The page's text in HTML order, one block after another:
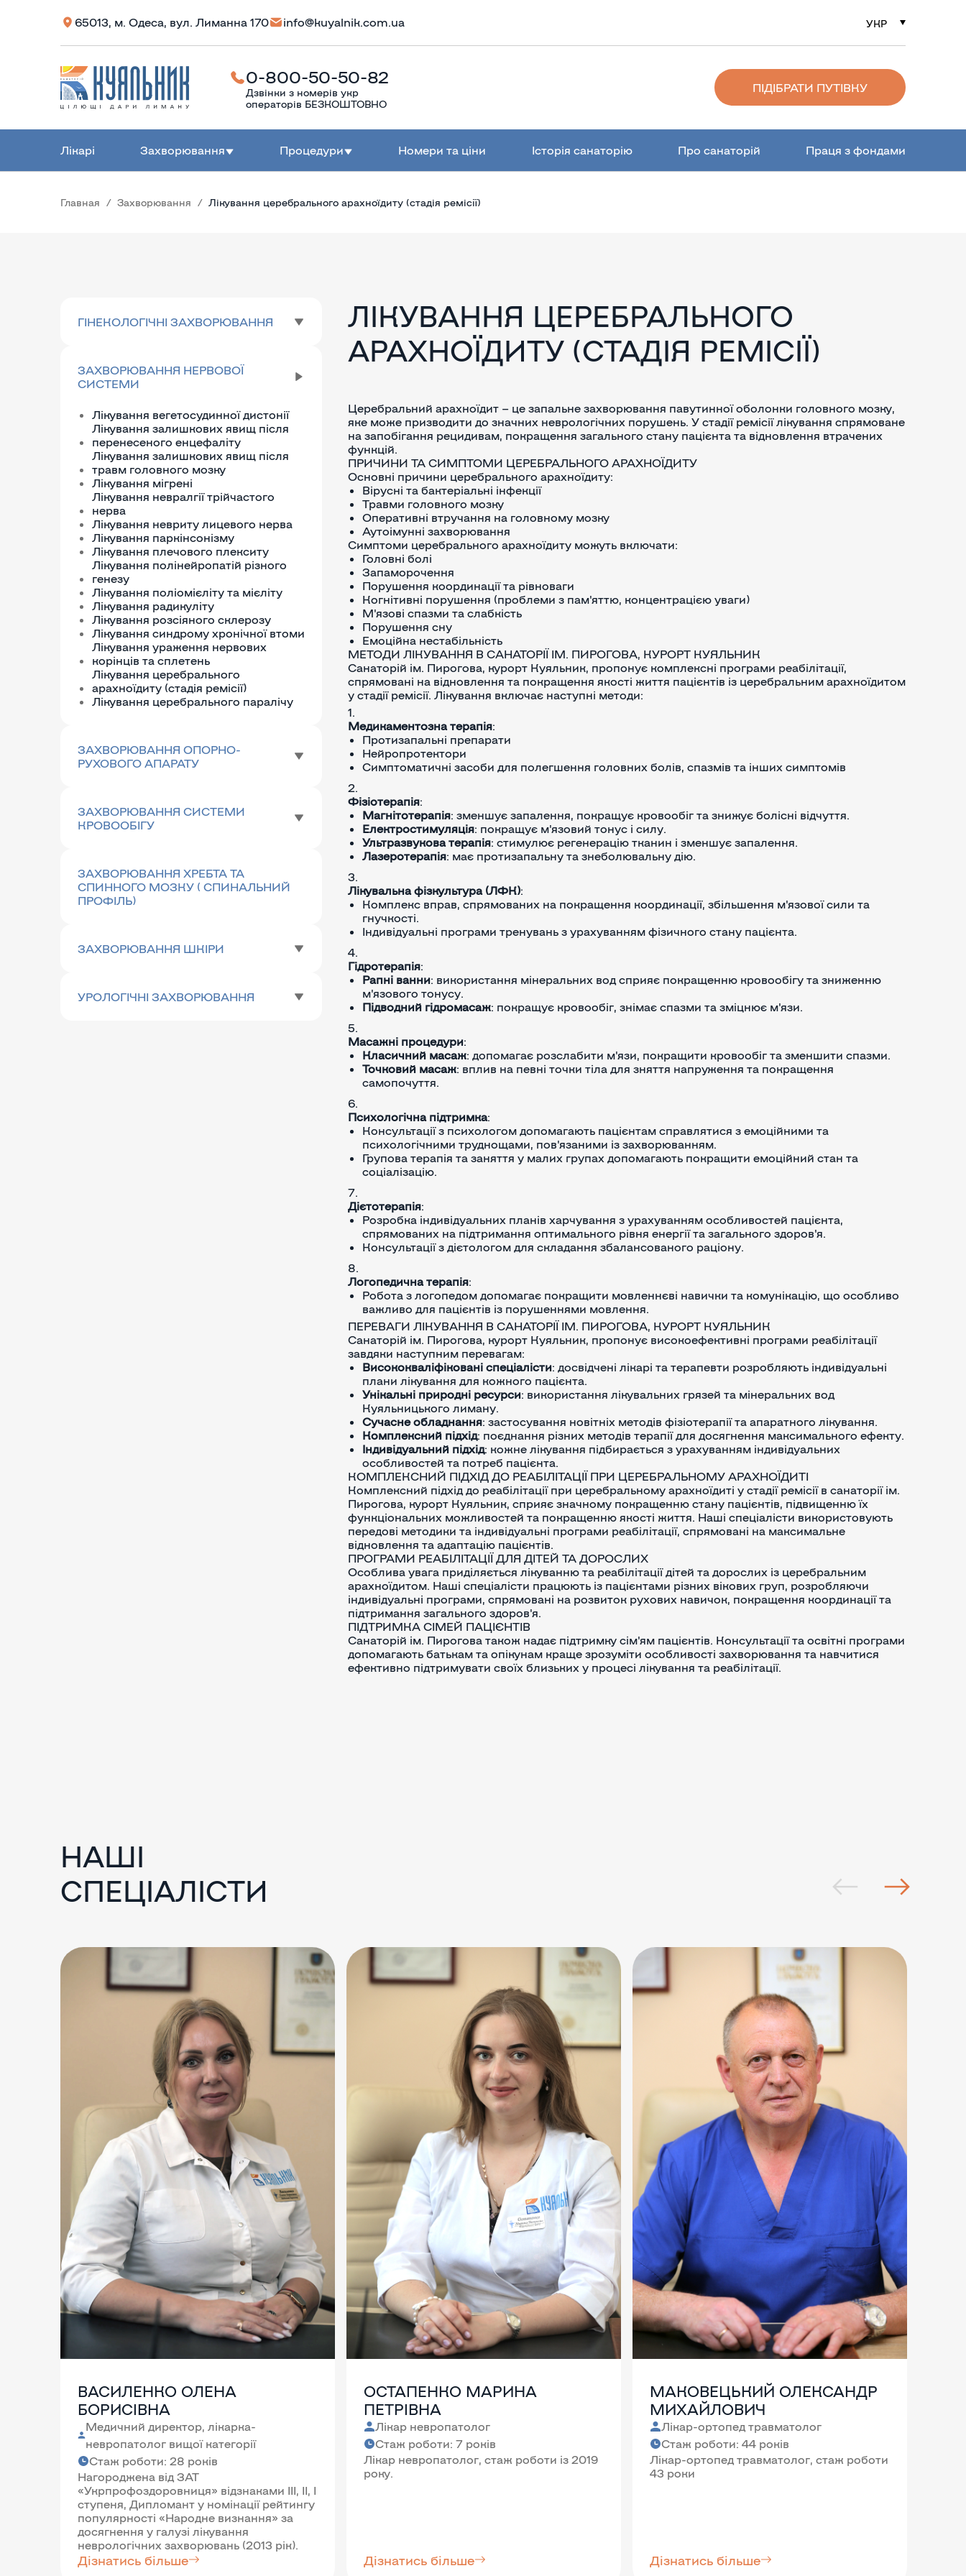
65013, м. Одеса, вул. Лиманна 170 info@kuyalnik.com.ua
РУС
УКР
ENG
0-800-50-50-82
Дзвінки з номерів укр
операторів БЕЗКОШТОВНО
ПІДІБРАТИ ПУТІВКУ
Лікарі Захворювання Процедури Номери та ціни Історія санаторію Про санаторій Праця з фондами
Главная Захворювання Лікування церебрального арахноїдиту (стадія ремісії)
ЛІКУВАННЯ ЦЕРЕБРАЛЬНОГО
АРАХНОЇДИТУ (СТАДІЯ РЕМІСІЇ)
Церебральний арахноїдит – це запальне захворювання павутинної оболонки головного мозку,
яке може призводити до значних неврологічних порушень. У стадії ремісії лікування спрямоване
на запобігання рецидивам, покращення загального стану пацієнта та відновлення втрачених
функцій.
ПРИЧИНИ ТА СИМПТОМИ ЦЕРЕБРАЛЬНОГО АРАХНОЇДИТУ
Основні причини церебрального арахноїдиту:
Вірусні та бактеріальні інфекції
Травми головного мозку
Оперативні втручання на головному мозку
Аутоімунні захворювання
Симптоми церебрального арахноїдиту можуть включати:
Головні болі
Запаморочення
Порушення координації та рівноваги
Когнітивні порушення (проблеми з пам'яттю, концентрацією уваги)
М'язові спазми та слабкість
Порушення сну
Емоційна нестабільність
МЕТОДИ ЛІКУВАННЯ В САНАТОРІЇ ІМ. ПИРОГОВА, КУРОРТ КУЯЛЬНИК
Санаторій ім. Пирогова, курорт Куяльник, пропонує комплексні програми реабілітації,
спрямовані на відновлення та покращення якості життя пацієнтів із церебральним арахноїдитом
у стадії ремісії. Лікування включає наступні методи:
Медикаментозна терапія:
Протизапальні препарати
Нейропротектори
Симптоматичні засоби для полегшення головних болів, спазмів та інших симптомів
Фізіотерапія:
Магнітотерапія: зменшує запалення, покращує кровообіг та знижує болісні відчуття.
Електростимуляція: покращує м'язовий тонус і силу.
Ультразвукова терапія: стимулює регенерацію тканин і зменшує запалення.
Лазеротерапія: має протизапальну та знеболювальну дію.
Лікувальна фізкультура (ЛФК):
Комплекс вправ, спрямованих на покращення координації, збільшення м'язової сили та
гнучкості.
Індивідуальні програми тренувань з урахуванням фізичного стану пацієнта.
Гідротерапія:
Рапні ванни: використання мінеральних вод сприяє покращенню кровообігу та зниженню
м'язового тонусу.
Підводний гідромасаж: покращує кровообіг, знімає спазми та зміцнює м'язи.
Масажні процедури:
Класичний масаж: допомагає розслабити м'язи, покращити кровообіг та зменшити спазми.
Точковий масаж: вплив на певні точки тіла для зняття напруження та покращення
самопочуття.
Психологічна підтримка:
Консультації з психологом допомагають пацієнтам справлятися з емоційними та
психологічними труднощами, пов'язаними із захворюванням.
Групова терапія та заняття у малих групах допомагають покращити емоційний стан та
соціалізацію.
Дієтотерапія:
Розробка індивідуальних планів харчування з урахуванням особливостей пацієнта,
спрямованих на підтримання оптимального рівня енергії та загального здоров'я.
Консультації з дієтологом для складання збалансованого раціону.
Логопедична терапія:
Робота з логопедом допомагає покращити мовленнєві навички та комунікацію, що особливо
важливо для пацієнтів із порушеннями мовлення.
ПЕРЕВАГИ ЛІКУВАННЯ В САНАТОРІЇ ІМ. ПИРОГОВА, КУРОРТ КУЯЛЬНИК
Санаторій ім. Пирогова, курорт Куяльник, пропонує високоефективні програми реабілітації
завдяки наступним перевагам:
Висококваліфіковані спеціалісти: досвідчені лікарі та терапевти розробляють індивідуальні
плани лікування для кожного пацієнта.
Унікальні природні ресурси: використання лікувальних грязей та мінеральних вод
Куяльницького лиману.
Сучасне обладнання: застосування новітніх методів фізіотерапії та апаратного лікування.
Комплексний підхід: поєднання різних методів терапії для досягнення максимального ефекту.
Індивідуальний підхід: кожне лікування підбирається з урахуванням індивідуальних
особливостей та потреб пацієнта.
КОМПЛЕКСНИЙ ПІДХІД ДО РЕАБІЛІТАЦІЇ ПРИ ЦЕРЕБРАЛЬНОМУ АРАХНОЇДИТІ
Комплексний підхід до реабілітації при церебральному арахноїдиті у стадії ремісії в санаторії ім.
Пирогова, курорт Куяльник, сприяє значному покращенню стану пацієнтів, підвищенню їх
функціональних можливостей та покращенню якості життя. Наші спеціалісти використовують
передові методики та індивідуальні програми реабілітації, спрямовані на максимальне
відновлення та адаптацію пацієнтів.
ПРОГРАМИ РЕАБІЛІТАЦІЇ ДЛЯ ДІТЕЙ ТА ДОРОСЛИХ
Особлива увага приділяється лікуванню та реабілітації дітей та дорослих із церебральним
арахноїдитом. Наші спеціалісти працюють із пацієнтами різних вікових груп, розробляючи
індивідуальні програми, спрямовані на розвиток рухових навичок, покращення координації та
підтримання загального здоров'я.
ПІДТРИМКА СІМЕЙ ПАЦІЄНТІВ
Санаторій ім. Пирогова також надає підтримку сім'ям пацієнтів. Консультації та освітні програми
допомагають батькам та опікунам краще зрозуміти особливості захворювання та навчитися
ефективно підтримувати своїх близьких у процесі лікування та реабілітації.
ГІНЕКОЛОГІЧНІ ЗАХВОРЮВАННЯ
ЗАХВОРЮВАННЯ НЕРВОВОЇ
СИСТЕМИ
Лікування вегетосудинної дистонії
Лікування залишкових явищ після
перенесеного енцефаліту
Лікування залишкових явищ після
травм головного мозку
Лікування мігрені
Лікування невралгії трійчастого
нерва
Лікування невриту лицевого нерва
Лікування паркінсонізму
Лікування плечового плекситу
Лікування полінейропатій різного
генезу
Лікування поліомієліту та мієліту
Лікування радикуліту
Лікування розсіяного склерозу
Лікування синдрому хронічної втоми
Лікування ураження нервових
корінців та сплетень
Лікування церебрального
арахноїдиту (стадія ремісії)
Лікування церебрального паралічу
ЗАХВОРЮВАННЯ ОПОРНО-
РУХОВОГО АПАРАТУ
ЗАХВОРЮВАННЯ СИСТЕМИ
КРОВООБІГУ
ЗАХВОРЮВАННЯ ХРЕБТА ТА
СПИННОГО МОЗКУ ( СПИНАЛЬНИЙ
ПРОФІЛЬ)
ЗАХВОРЮВАННЯ ШКІРИ
УРОЛОГІЧНІ ЗАХВОРЮВАННЯ
НАШІ
СПЕЦІАЛІСТИ
ВАСИЛЕНКО ОЛЕНА
БОРИСІВНА
Медичний директор, лікарка-
невропатолог вищої категорії
Стаж роботи: 28 років
Нагороджена від ЗАТ
«Укрпрофоздоровниця» відзнаками III, II, I
ступеня, Дипломант у номінації рейтингу
популярності «Народне визнання» за
досягнення у галузі лікування
неврологічних захворювань (2013 рік).
Дізнатись більше
ОСТАПЕНКО МАРИНА
ПЕТРІВНА
Лікар невропатолог
Стаж роботи: 7 років
Лікар невропатолог, стаж роботи із 2019
року.
Дізнатись більше
МАКОВЕЦЬКИЙ ОЛЕКСАНДР
МИХАЙЛОВИЧ
Лікар-ортопед травматолог
Стаж роботи: 44 років
Лікар-ортопед травматолог, стаж роботи
43 роки
Дізнатись більше